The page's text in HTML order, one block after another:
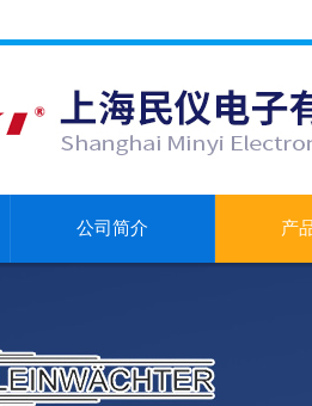
公司简介 产